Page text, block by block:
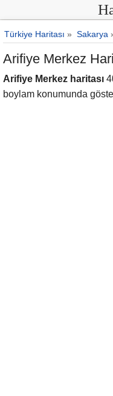
Türkiye Haritası » Sakarya
Arifiye Merkez
Arifiye Merkez haritası
boylam konumunda